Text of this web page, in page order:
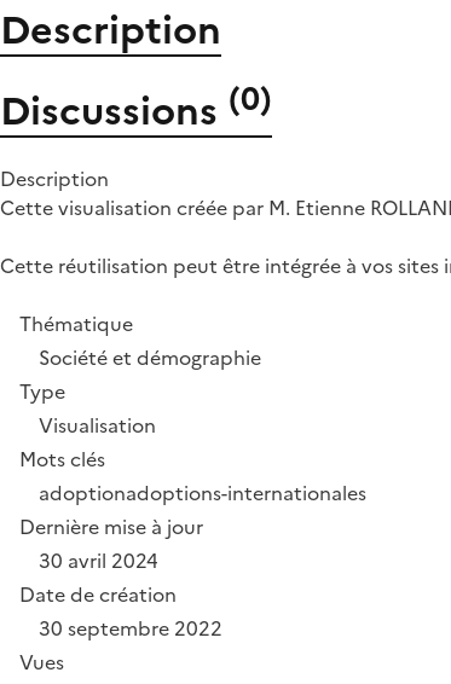
Description
Discussions (0)
Description
Cette visualisation créée par M. Etienne
Cette réutilisation peut être intégrée à vos
Thématique
Société et démographie
Type
Visualisation
Mots clés
adoptionadoptions-internationales
Dernière mise à jour
30 avril 2024
Date de création
30 septembre 2022
Vues